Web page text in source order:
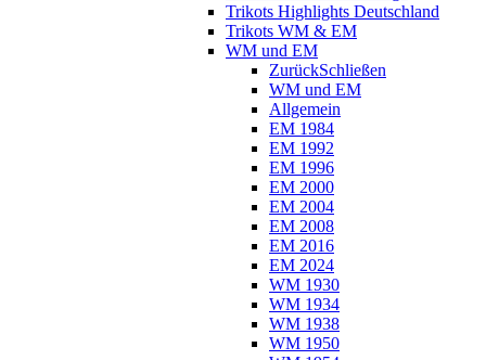
Trikots Highlights Deutschland
Trikots WM & EM
WM und EM
ZurückSchließen
WM und EM
Allgemein
EM 1984
EM 1992
EM 1996
EM 2000
EM 2004
EM 2008
EM 2016
EM 2024
WM 1930
WM 1934
WM 1938
WM 1950